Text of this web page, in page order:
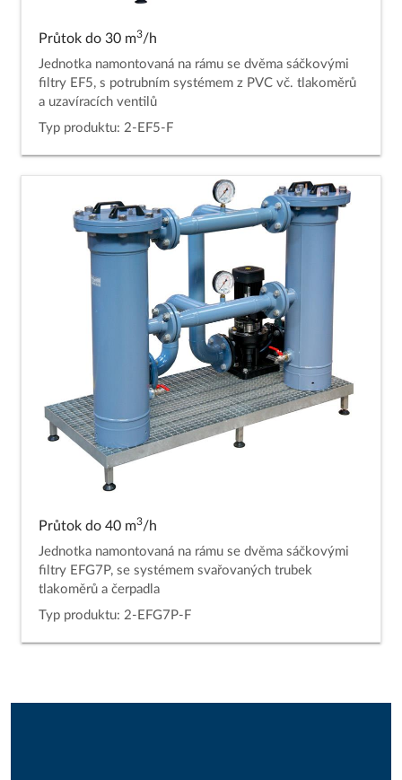
Průtok do 30 m3/h
Jednotka namontovaná na rámu se dvěma sáčkovými
filtry EF5, s potrubním systémem z PVC vč. tlakoměrů
a uzavíracích ventilů
Typ produktu: 2-EF5-F
Průtok do 40 m3/h
Jednotka namontovaná na rámu se dvěma sáčkovými
filtry EFG7P, se systémem svařovaných trubek
tlakoměrů a čerpadla
Typ produktu: 2-EFG7P-F